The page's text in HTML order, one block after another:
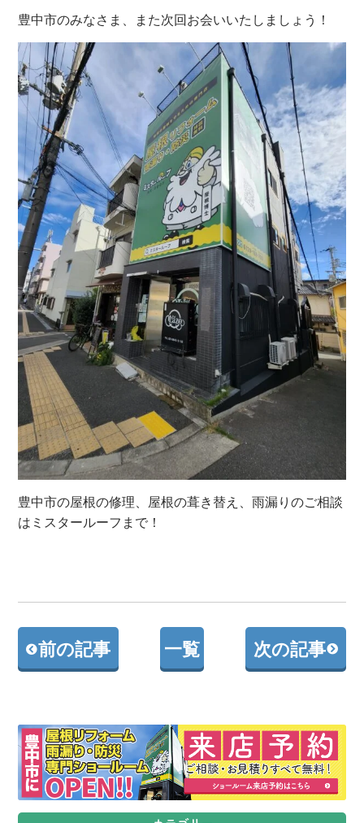
豊中市のみなさま、また次回お会いいたしましょう！
豊中市の屋根の修理、屋根の葺き替え、雨漏りのご相談
はミスタールーフまで！
前の記事 一覧 次の記事